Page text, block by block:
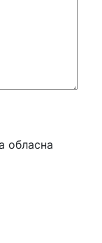
обласна